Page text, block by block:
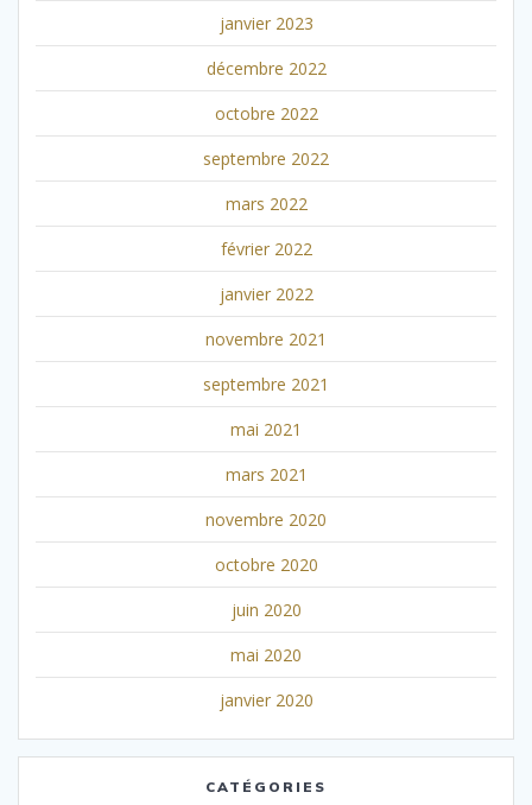
janvier 2023
décembre 2022
octobre 2022
septembre 2022
mars 2022
février 2022
janvier 2022
novembre 2021
septembre 2021
mai 2021
mars 2021
novembre 2020
octobre 2020
juin 2020
mai 2020
janvier 2020
CATÉGORIES